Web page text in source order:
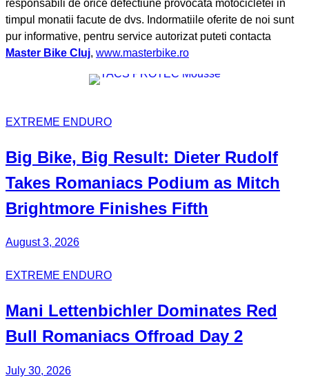
responsabili de orice defectiune provocata motocicletei in
timpul monatii facute de dvs. Indormatiile oferite de noi sunt
pur informative, pentru service autorizat puteti contacta
Master Bike Cluj, www.masterbike.ro
EXTREME ENDURO
Big Bike, Big Result: Dieter Rudolf
Takes Romaniacs Podium as Mitch
Brightmore Finishes Fifth
August 3, 2026
EXTREME ENDURO
Mani Lettenbichler Dominates Red
Bull Romaniacs Offroad Day 2
July 30, 2026